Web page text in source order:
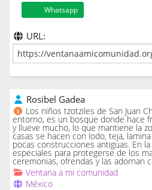
Whatsapp
URL:
Rosibel Gadea
Los niños tzotziles de San Juan
entorno, es un bosque donde hace
y llueve mucho, lo que mantiene la
casas se hacen con lodo, teja,
pocas construcciones antiguas. En
especiales para protegerse de los
ceremonias, ofrendas y las adornan
Ventana a mi comunidad
México